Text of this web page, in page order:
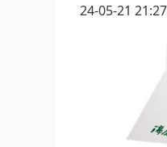
24-05-21